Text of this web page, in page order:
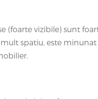
(foarte vizibile) sunt
spatiu, este